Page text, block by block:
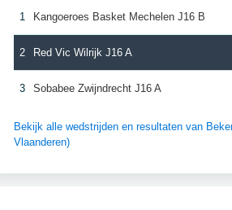
1 Kangoeroes Basket Mechelen J16 B
2 Red Vic Wilrijk J16 A
3 Sobabee Zwijndrecht J16 A
Bekijk alle wedstrijden en resultaten van
Vlaanderen)